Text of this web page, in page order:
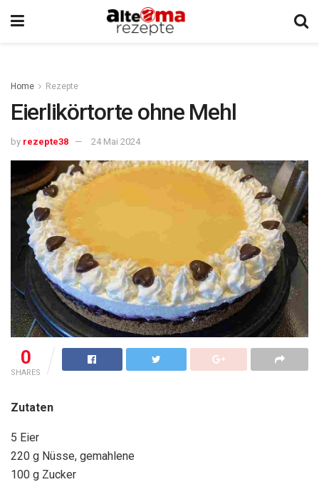
Home Rezepte
Eierlikörtorte ohne Mehl
by rezepte38 24 Mai 2024
0
SHARES
Zutaten
5 Eier
220 g Nüsse, gemahlene
100 g Zucker